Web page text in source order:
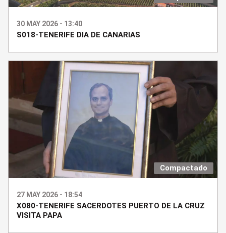
30 MAY 2026 - 13:40
S018-TENERIFE DIA DE CANARIAS
Compactado
27 MAY 2026 - 18:54
X080-TENERIFE SACERDOTES PUERTO DE LA CRUZ
VISITA PAPA